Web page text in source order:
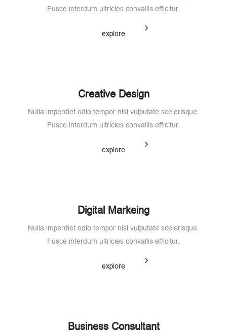
Fusce interdum ultricies convallis efficitur.
explore
Creative Design
Nulla imperdiet odio tempor nisl vulputate scelerisque.
Fusce interdum ultricies convallis efficitur.
explore
Digital Markeing
Nulla imperdiet odio tempor nisl vulputate scelerisque.
Fusce interdum ultricies convallis efficitur.
explore
Business Consultant